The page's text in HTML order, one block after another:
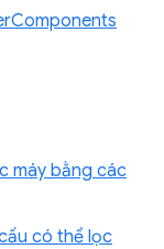
máy bằng các
có thể lọc